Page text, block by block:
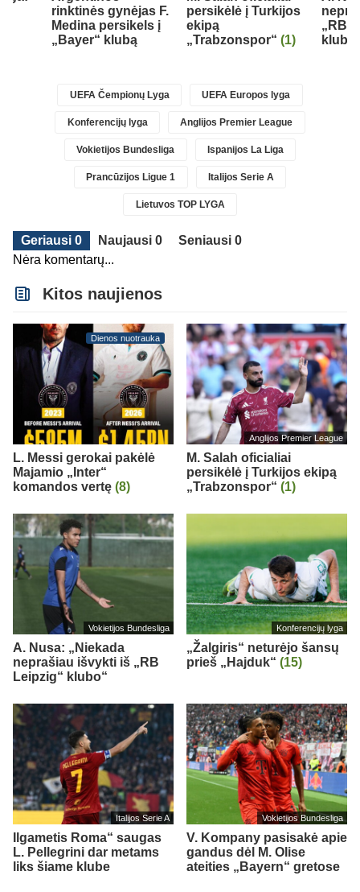
rinktinės gynėjas F.
Medina persikels į
„Bayer“ klubą
persikėlė į Turkijos
ekipą
„Trabzonspor“ (1)
„RB
UEFA Čempionų Lyga UEFA Europos lyga
Konferencijų lyga Anglijos Premier League
Vokietijos Bundesliga Ispanijos La Liga
Prancūzijos Ligue 1 Italijos Serie A
Lietuvos TOP LYGA
Geriausi 0 Naujausi 0
Seniausi 0
Nėra komentarų...
Kitos naujienos
Dienos nuotrauka
L. Messi gerokai pakėlė
Majamio „Inter“
komandos vertę (8)
Anglijos Premier League
M. Salah oficialiai
persikėlė į Turkijos ekipą
„Trabzonspor“ (1)
Vokietijos Bundesliga
A. Nusa: „Niekada
neprašiau išvykti iš „RB
Leipzig“ klubo“
Konferencijų lyga
„Žalgiris“ neturėjo šansų
prieš „Hajduk“ (15)
Italijos Serie A
Ilgametis Roma“ saugas
L. Pellegrini dar metams
liks šiame klube
Vokietijos Bundesliga
V. Kompany pasisakė apie
gandus dėl M. Olise
ateities „Bayern“ gretose